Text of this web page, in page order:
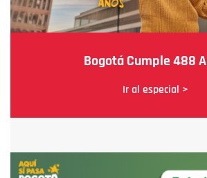
Bogotá Cumple 488
Ir al especial >